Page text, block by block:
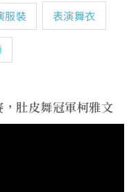
服裝 表演舞衣
肚皮舞冠軍柯雅文